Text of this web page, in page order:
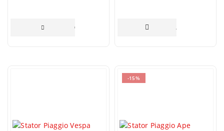
CITEȘTE MAI MULT ADAUGĂ ÎN COȘ
-15%